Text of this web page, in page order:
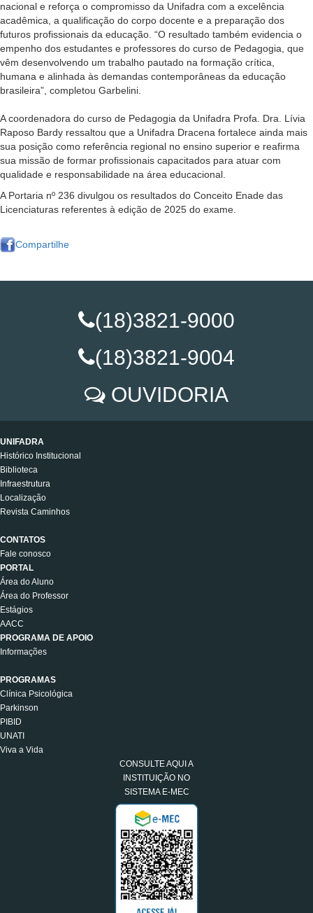
nacional e reforça o compromisso da Unifadra com a excelência
acadêmica, a qualificação do corpo docente e a preparação dos
futuros profissionais da educação. “O resultado também evidencia o
empenho dos estudantes e professores do curso de Pedagogia, que
vêm desenvolvendo um trabalho pautado na formação crítica,
humana e alinhada às demandas contemporâneas da educação
brasileira”, completou Garbelini.
A coordenadora do curso de Pedagogia da Unifadra Profa. Dra. Lívia
Raposo Bardy ressaltou que a Unifadra Dracena fortalece ainda mais
sua posição como referência regional no ensino superior e reafirma
sua missão de formar profissionais capacitados para atuar com
qualidade e responsabilidade na área educacional.
A Portaria nº 236 divulgou os resultados do Conceito Enade das
Licenciaturas referentes à edição de 2025 do exame.
Compartilhe
(18)3821-9000
(18)3821-9004
OUVIDORIA
UNIFADRA
Histórico Institucional
Biblioteca
Infraestrutura
Localização
Revista Caminhos
CONTATOS
Fale conosco
PORTAL
Área do Aluno
Área do Professor
Estágios
AACC
PROGRAMA DE APOIO
Informações
PROGRAMAS
Clínica Psicológica
Parkinson
PIBID
UNATI
Viva a Vida
CONSULTE AQUI A
INSTITUIÇÃO NO
SISTEMA E-MEC